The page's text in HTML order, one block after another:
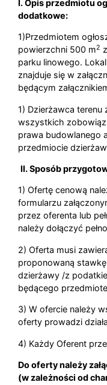
I. Opis przedmiotu
dodatkowe:
1)Przedmiotem
powierzchni 500 m2
parku linowego.
znajduje się w
będącym
1) Dzierżawca terenu
wszystkich
prawa budowlanego
przedmiocie
II. Sposób
1) Ofertę cenową
formularzu
przez oferenta lub
należy dołączyć
2) Oferta musi
proponowaną
dzierżawy /z
będącego
3) W ofercie należy
oferty prowadzi
4) Każdy Oferent
Do oferty należy
(w zależności od